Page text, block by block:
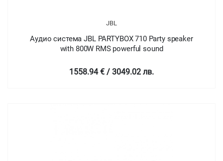
JBL
Аудио система JBL PARTYBOX 710 Party speaker
with 800W RMS powerful sound
1558.94 € / 3049.02 лв.